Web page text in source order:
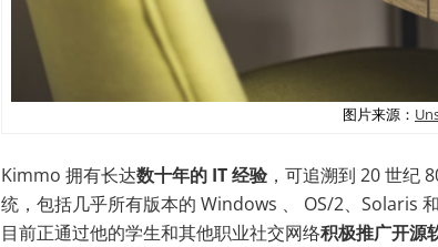
图片来源：
Kimmo 拥有长达数十年的 IT 经验 ，可追溯到 20 世纪
统，包括几乎所有版本的 Windows 、 OS/2、Solaris
目前正通过他的学生和其他职业社交网络积极推广开源